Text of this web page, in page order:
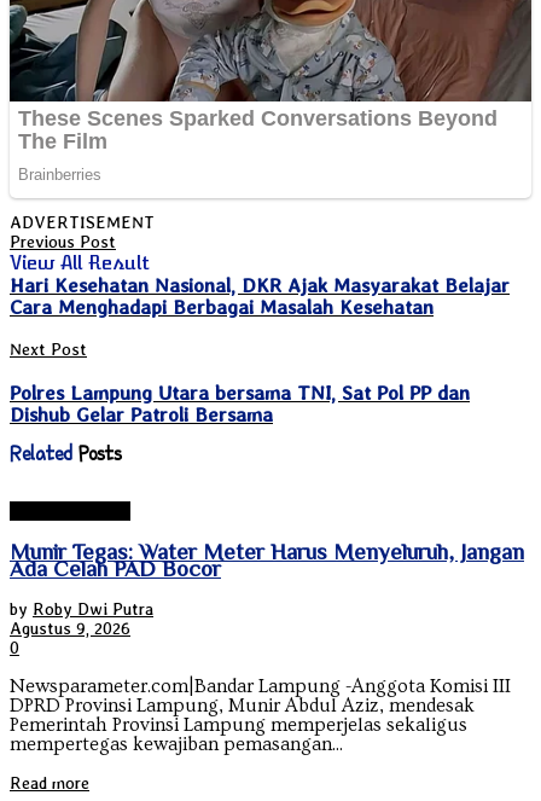
No Result
View All Result
ADVERTISEMENT
Previous Post
Hari Kesehatan Nasional, DKR Ajak Masyarakat Belajar
Cara Menghadapi Berbagai Masalah Kesehatan
Next Post
Polres Lampung Utara bersama TNI, Sat Pol PP dan
Dishub Gelar Patroli Bersama
Related Posts
Munir Tegas: Water Meter Harus Menyeluruh, Jangan
Ada Celah PAD Bocor
by Roby Dwi Putra
Agustus 9, 2026
0
Newsparameter.com|Bandar Lampung -Anggota Komisi III
DPRD Provinsi Lampung, Munir Abdul Aziz, mendesak
Pemerintah Provinsi Lampung memperjelas sekaligus
mempertegas kewajiban pemasangan...
Read more